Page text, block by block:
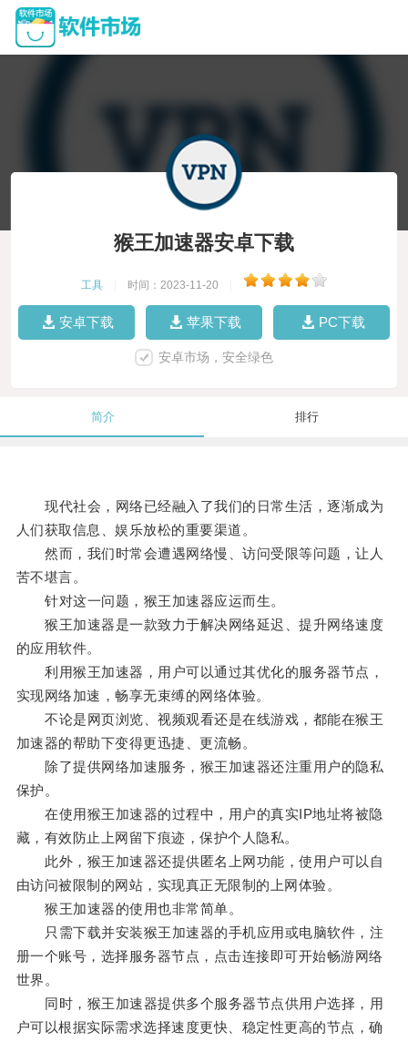
猴王加速器安卓下载
工具 时间：2023-11-20
安卓下载 苹果下载 PC下载
安卓市场，安全绿色
简介 排行
现代社会，网络已经融入了我们的日常生活，逐渐成为
人们获取信息、娱乐放松的重要渠道。
然而，我们时常会遭遇网络慢、访问受限等问题，让人
苦不堪言。
针对这一问题，猴王加速器应运而生。
猴王加速器是一款致力于解决网络延迟、提升网络速度
的应用软件。
利用猴王加速器，用户可以通过其优化的服务器节点，
实现网络加速，畅享无束缚的网络体验。
不论是网页浏览、视频观看还是在线游戏，都能在猴王
加速器的帮助下变得更迅捷、更流畅。
除了提供网络加速服务，猴王加速器还注重用户的隐私
保护。
在使用猴王加速器的过程中，用户的真实IP地址将被隐
藏，有效防止上网留下痕迹，保护个人隐私。
此外，猴王加速器还提供匿名上网功能，使用户可以自
由访问被限制的网站，实现真正无限制的上网体验。
猴王加速器的使用也非常简单。
只需下载并安装猴王加速器的手机应用或电脑软件，注
册一个账号，选择服务器节点，点击连接即可开始畅游网络
世界。
同时，猴王加速器提供多个服务器节点供用户选择，用
户可以根据实际需求选择速度更快、稳定性更高的节点，确